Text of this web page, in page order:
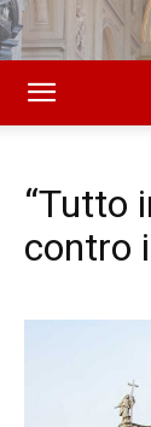
“Tutto
contro